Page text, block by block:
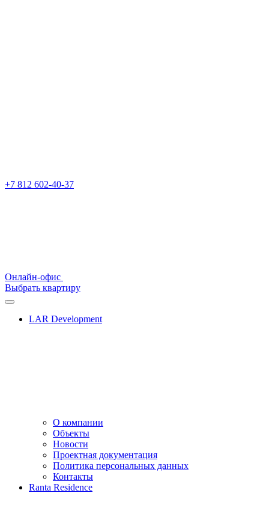
+7 812 602-40-37
Онлайн-офис
Выбрать квартиру
LAR Development
О компании
Объекты
Новости
Проектная документация
Политика персональных данных
Контакты
Ranta Residence